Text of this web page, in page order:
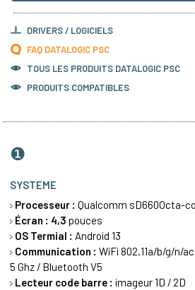
DRIVERS / LOGICIELS
FAQ DATALOGIC PSC
TOUS LES PRODUITS DATALOGIC PSC
PRODUITS COMPATIBLES
❶
SYSTEME
Processeur : Qualcomm sD660Octa-
Écran : 4,3 pouces
OS Termial : Android 13
Communication : WiFi 802.11a/b/g/n/
5 Ghz / Bluetooth V5
Lecteur code barre : imageur 1D / 2D